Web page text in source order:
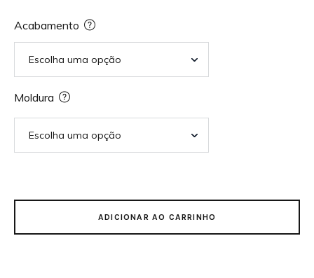
Acabamento
Moldura
ADICIONAR AO CARRINHO